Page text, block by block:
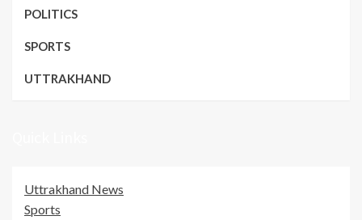
POLITICS
SPORTS
UTTRAKHAND
Uttrakhand News
Sports